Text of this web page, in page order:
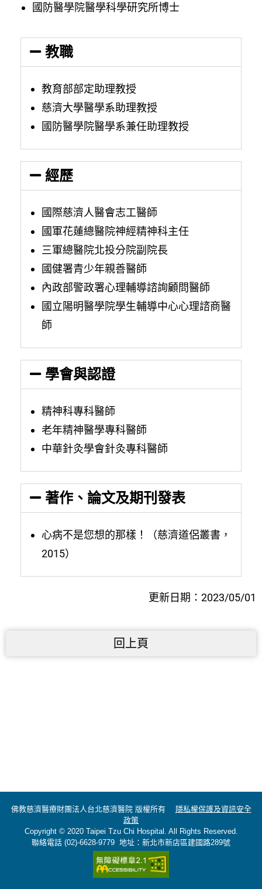
國防醫學院醫學科學研究所博士
教職
教育部部定助理教授
慈濟大學醫學系助理教授
國防醫學院醫學系兼任助理教授
經歷
國際慈濟人醫會志工醫師
國軍花蓮總醫院神經精神科主任
三軍總醫院北投分院副院長
國健署青少年親善醫師
內政部警政署心理輔導諮詢顧問醫師
國立陽明醫學院學生輔導中心心理諮商醫
師
學會與認證
精神科專科醫師
老年精神醫學專科醫師
中華針灸學會針灸專科醫師
著作、論文及期刊發表
心病不是您想的那樣！（慈濟道侶叢書，
2015）
更新日期：2023/05/01
回上頁
佛教慈濟醫療財團法人台北慈濟醫院 版權所有 隱私權保護及資訊安全
政策
Copyright © 2020 Taipei Tzu Chi Hospital. All Rights Reserved.
聯絡電話 (02)-6628-9779 地址：新北市新店區建國路289號